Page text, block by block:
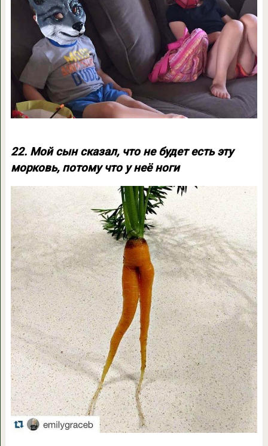
22. Мой сын сказал, что не будет есть эту
морковь, потому что у неё ноги